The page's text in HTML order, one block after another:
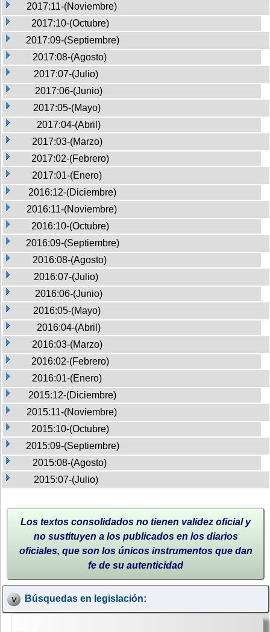
2017:11-(Noviembre)
2017:10-(Octubre)
2017:09-(Septiembre)
2017:08-(Agosto)
2017:07-(Julio)
2017:06-(Junio)
2017:05-(Mayo)
2017:04-(Abril)
2017:03-(Marzo)
2017:02-(Febrero)
2017:01-(Enero)
2016:12-(Diciembre)
2016:11-(Noviembre)
2016:10-(Octubre)
2016:09-(Septiembre)
2016:08-(Agosto)
2016:07-(Julio)
2016:06-(Junio)
2016:05-(Mayo)
2016:04-(Abril)
2016:03-(Marzo)
2016:02-(Febrero)
2016:01-(Enero)
2015:12-(Diciembre)
2015:11-(Noviembre)
2015:10-(Octubre)
2015:09-(Septiembre)
2015:08-(Agosto)
2015:07-(Julio)
Los textos consolidados no tienen validez oficial y
no sustituyen a los publicados en los diarios
oficiales, que son los únicos instrumentos que dan
fe de su autenticidad
Búsquedas en legislación: